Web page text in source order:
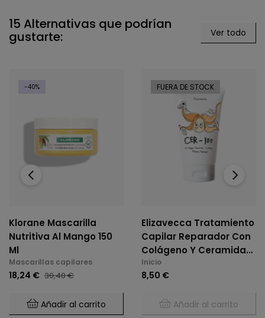
15 Alternativas que podrían
gustarte: Ver todo
-40%
Klorane Mascarilla
Nutritiva Al Mango 150
Ml
Mascarillas capilares
18,24 € 30,40 €
Añadir al carrito
FUERA DE STOCK
Elizavecca Tratamiento
Capilar Reparador Con
Colágeno Y Ceramidas
100 Ml
Inicio
8,50 €
Añadir al carrito
‹ ›